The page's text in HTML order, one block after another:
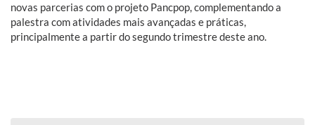
novas parcerias com o projeto Pancpop, complementando a
palestra com atividades mais avançadas e práticas,
principalmente a partir do segundo trimestre deste ano.